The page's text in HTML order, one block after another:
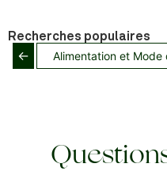
Recherches populaires
← Alimentation et Mode